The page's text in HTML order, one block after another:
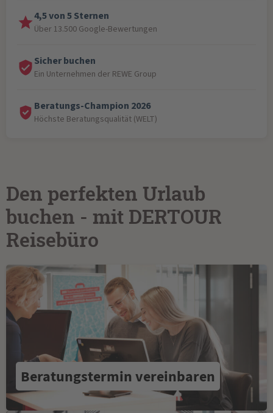
4,5 von 5 Sternen
Über 13.500 Google-Bewertungen
Sicher buchen
Ein Unternehmen der REWE Group
Beratungs-Champion 2026
Höchste Beratungsqualität (WELT)
Den perfekten Urlaub
buchen - mit DERTOUR
Reisebüro
Beratungstermin vereinbaren